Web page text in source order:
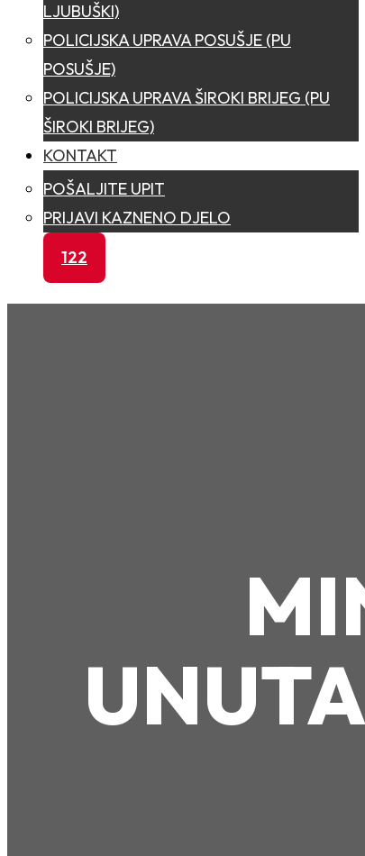
LJUBUŠKI)
POLICIJSKA UPRAVA POSUŠJE (PU
POSUŠJE)
POLICIJSKA UPRAVA ŠIROKI BRIJEG (PU
ŠIROKI BRIJEG)
KONTAKT
POŠALJITE UPIT
PRIJAVI KAZNENO DJELO
122